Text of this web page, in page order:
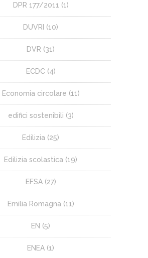
DPR 177/2011 (1)
DUVRI (10)
DVR (31)
ECDC (4)
Economia circolare (11)
edifici sostenibili (3)
Edilizia (25)
Edilizia scolastica (19)
EFSA(27)
Emilia Romagna (11)
EN (5)
ENEA (1)